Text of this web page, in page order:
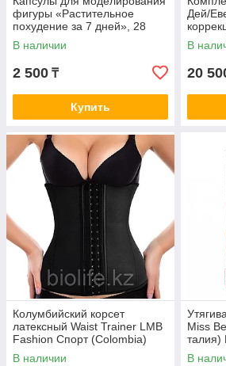
фигуры «Растительное
похудение за 7 дней», 28
капсул
В наличии
2 500 ₸
Купить
Дей/
В
20
Колумбийский корсет
латексный Waist Trainer LMB
Fashion Спорт (Colombia)
Латекс 100%
В наличии
Miss
талия)
В